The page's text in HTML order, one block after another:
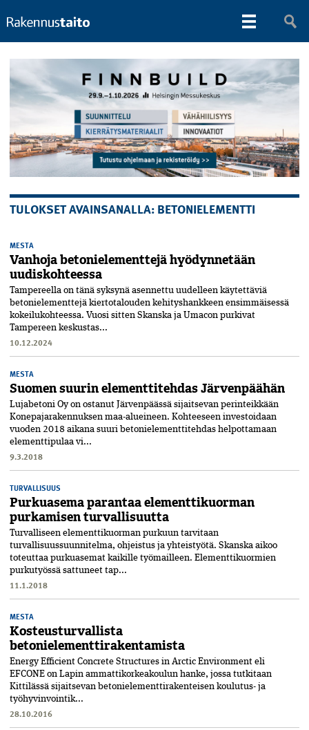
TULOKSET AVAINSANALLA: BETONIELEMENTTI
MESTA
Vanhoja betonielementtejä hyödynnetään
uudiskohteessa
Tampereella on tänä syksynä asennettu uudelleen käytettäviä
betonielementtejä kiertotalouden kehityshankkeen ensimmäisessä
kokeilukohteessa. Vuosi sitten Skanska ja Umacon purkivat
Tampereen keskustas...
10.12.2024
MESTA
Suomen suurin elementtitehdas Järvenpäähän
Lujabetoni Oy on ostanut Järvenpäässä sijaitsevan perinteikkään
Konepajarakennuksen maa-alueineen. Kohteeseen investoidaan
vuoden 2018 aikana suuri betonielementtitehdas helpottamaan
elementtipulaa vi...
9.3.2018
TURVALLISUUS
Purkuasema parantaa elementtikuorman
purkamisen turvallisuutta
Turvalliseen elementtikuorman purkuun tarvitaan
turvallisuussuunnitelma, ohjeistus ja yhteistyötä. Skanska aikoo
toteuttaa purkuasemat kaikille työmailleen. Elementtikuormien
purkutyössä sattuneet tap...
11.1.2018
MESTA
Kosteusturvallista
betonielementtirakentamista
Energy Efficient Concrete Structures in Arctic Environment eli
EFCONE on Lapin ammattikorkeakoulun hanke, jossa tutkitaan
Kittilässä sijaitsevan betonielementtirakenteisen koulutus- ja
työhyvinvointik...
28.10.2016